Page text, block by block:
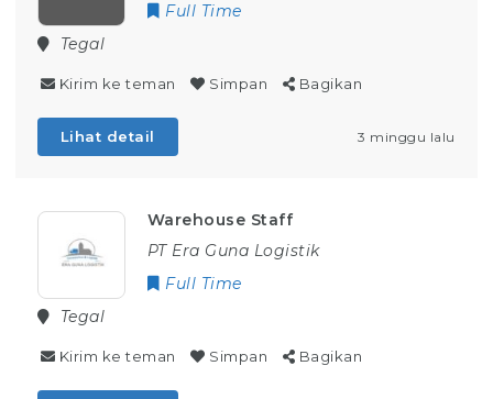
Full Time
Tegal
Kirim ke teman Simpan Bagikan
Lihat detail 3 minggu lalu
Warehouse Staff
PT Era Guna Logistik
Full Time
Tegal
Kirim ke teman Simpan Bagikan